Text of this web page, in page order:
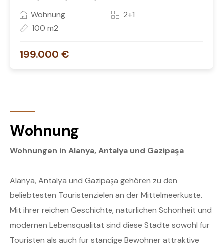
Wohnung
2+1
100 m2
199.000 €
Wohnung
Wohnungen in Alanya, Antalya und Gazipaşa
Alanya, Antalya und Gazipaşa gehören zu den
beliebtesten Touristenzielen an der Mittelmeerküste.
Mit ihrer reichen Geschichte, natürlichen Schönheit und
modernen Lebensqualität sind diese Städte sowohl für
Touristen als auch für ständige Bewohner attraktive